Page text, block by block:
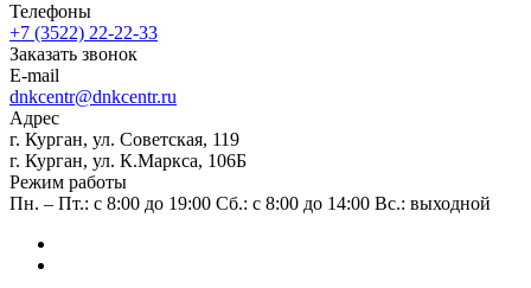
Телефоны
+7 (3522) 22-22-33
Заказать звонок
E-mail
dnkcentr@dnkcentr.ru
Адрес
г. Курган, ул. Советская, 119
г. Курган, ул. К.Маркса, 106Б
Режим работы
Пн. – Пт.: с 8:00 до 19:00 Сб.: с 8:00 до 14:00 Вс.: выходной